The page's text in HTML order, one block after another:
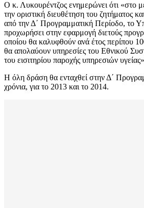
Ο κ. Λυκουρέντζος ενημερώνει ότι «στο
την οριστική διευθέτηση του ζητήματος
από την Δ΄ Προγραμματική Περίοδο, το
προχωρήσει στην εφαρμογή διετούς
οποίου θα καλυφθούν ανά έτος περίπου
θα απολαύουν υπηρεσίες του Εθνικού
του εισιτηρίου παροχής υπηρεσιών
Η όλη δράση θα ενταχθεί στην Δ΄
χρόνια, για το 2013 και το 2014.